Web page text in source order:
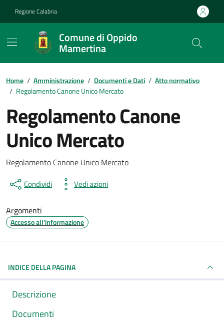
Regione Calabria
Comune di Oppido
Mamertina
Home / Amministrazione / Documenti e Dati / Atto normativo
/ Regolamento Canone Unico Mercato
Regolamento Canone
Unico Mercato
Dettagli del documento
Regolamento Canone Unico Mercato
Condividi Vedi azioni
Argomenti
Accesso all'informazione
INDICE DELLA PAGINA
Descrizione
Documenti